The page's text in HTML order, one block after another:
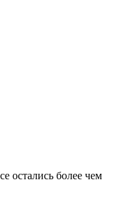
остались более чем